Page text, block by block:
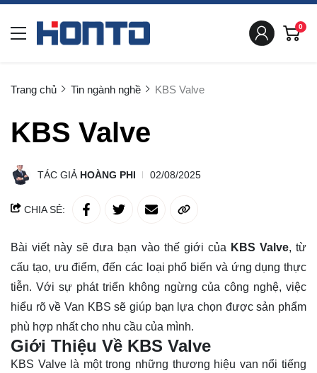
0
Trang chủ Tin ngành nghề KBS Valve
KBS Valve
TÁC GIẢ HOÀNG PHI 02/08/2025
CHIA SẺ:
Bài viết này sẽ đưa bạn vào thế giới của KBS Valve, từ
cấu tạo, ưu điểm, đến các loại phổ biến và ứng dụng thực
tiễn. Với sự phát triển không ngừng của công nghệ, việc
hiểu rõvề Van KBS sẽ giúp bạn lựa chọn được sản phẩm
phù hợp nhất cho nhu cầu của mình.
Giới Thiệu Về KBS Valve
KBS Valve là một trong những thương hiệu van nổi tiếng